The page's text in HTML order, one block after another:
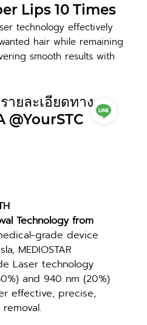
Lips 10 Times
technology effectively
hair while remaining
smooth results with
ายละเอียดทาง
@YourSTC
Technology from
grade device
MEDIOSTAR
Laser technology
and 940 nm (20%)
effective, precise,